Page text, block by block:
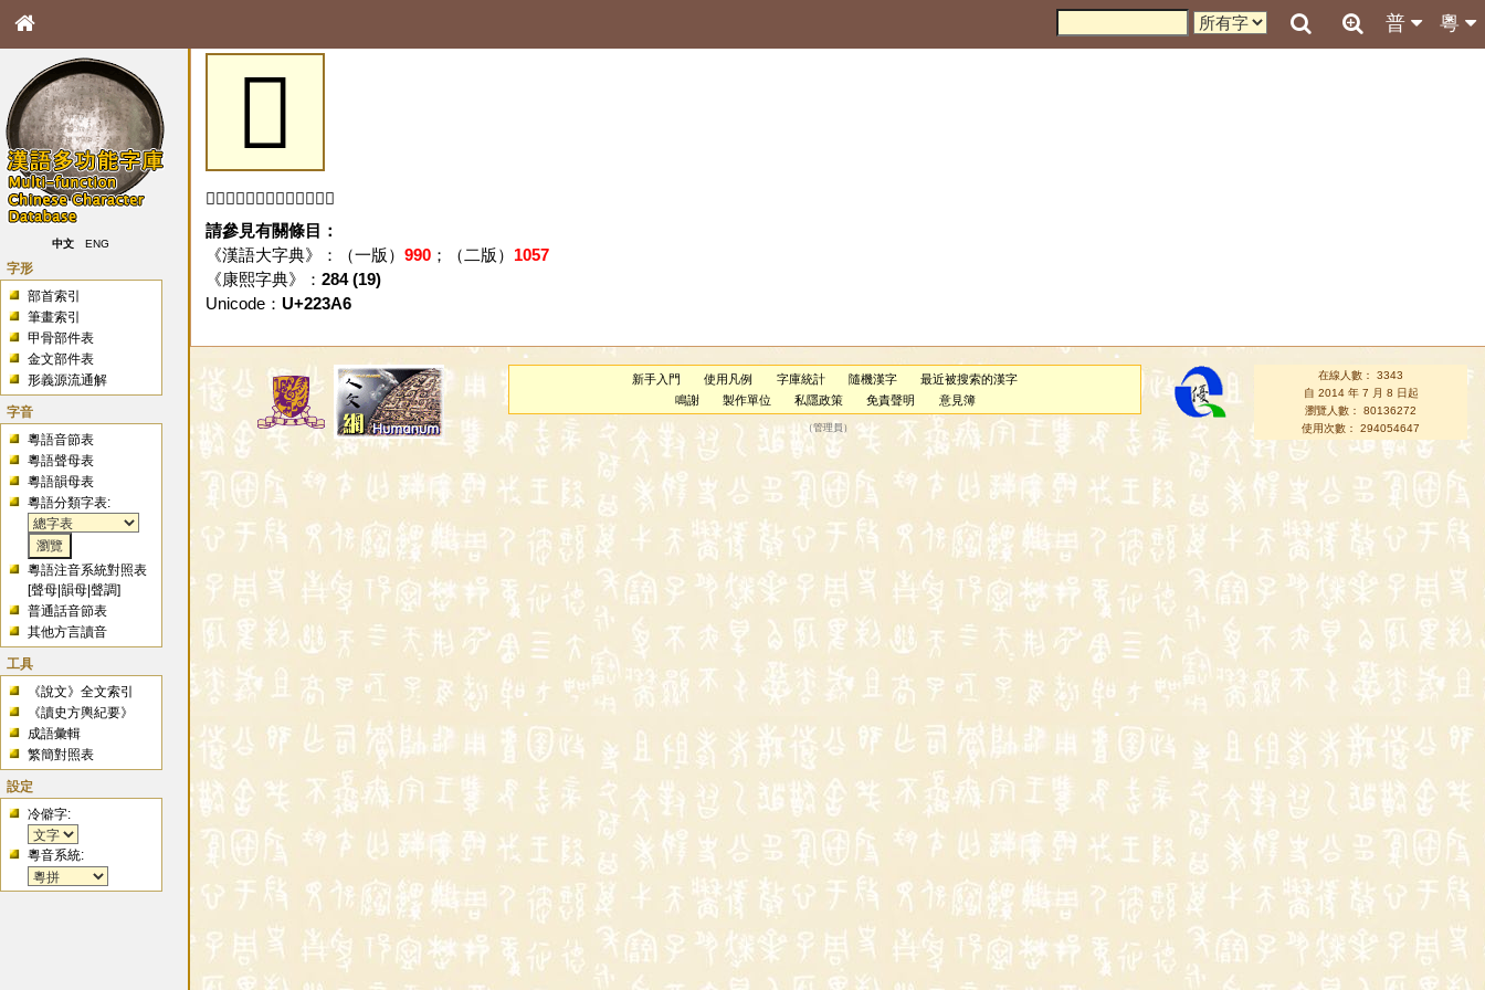
粵
普
中文 ENG
字形
部首索引
筆畫索引
甲骨部件表
金文部件表
形義源流通解
字音
粵語音節表
粵語聲母表
粵語韻母表
粵語分類字表:
粵語注音系統對照表
[聲母 |韻母 |聲調]
普通話音節表
其他方言讀音
工具
《說文》全文索引
《讀史方輿紀要》
成語彙輯
繁簡對照表
設定
冷僻字:
粵音系統:
𢎦
「𢎦」字未收錄於本資料庫。
請參見有關條目：
《漢語大字典》：（一版） 990；（二版） 1057
《康熙字典》： 284 (19)
Unicode： U+223A6
新手入門 使用凡例 字庫統計 隨機漢字
最近被搜索的漢字
鳴謝
製作單位 私隱政策 免責聲明 意見簿
（管理員 ）
在線人數： 3343
自 2014 年 7 月 8 日起
瀏覽人數： 80136272
使用次數： 294054647